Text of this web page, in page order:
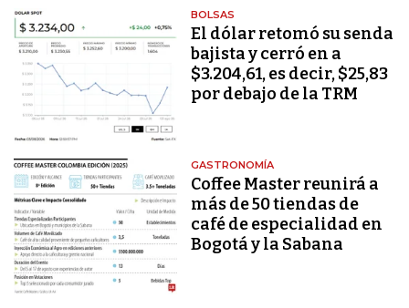
BOLSAS
El dólar retomó su senda
bajista y cerró en a
$3.204,61, es decir, $25,83
por debajo de la TRM
GASTRONOMÍA
Coffee Master reunirá a
más de 50 tiendas de
café de especialidad en
Bogotá y la Sabana